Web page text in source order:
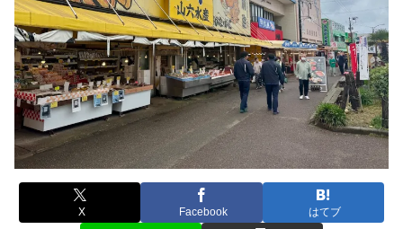
X Facebook はてブ